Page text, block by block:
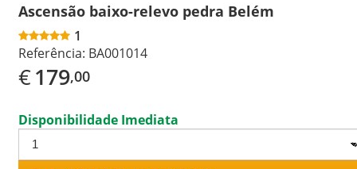
Ascensão baixo-relevo pedra Belém
1
Referência: BA001014
€179,00
Disponibilidade Imediata